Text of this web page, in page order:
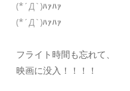
(*´Д`)ﾊｧﾊｧ
(*´Д`)ﾊｧﾊｧ
フライト時間も忘れて、
映画に没入！！！！